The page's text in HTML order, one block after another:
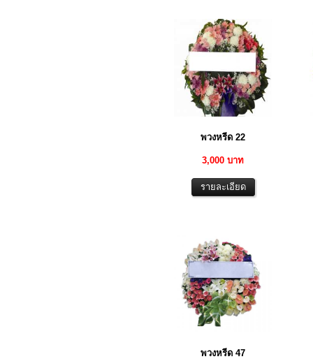
พวงหรีด 22
3,000 บาท
พวงหรีด 47